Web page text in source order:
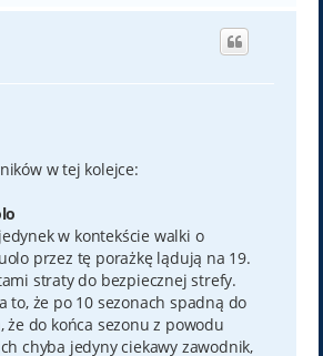
g
w tej kolejce:
w kontekście walki o
przez tę porażkę lądują na 19.
straty do bezpiecznej strefy.
to, że po 10 sezonach spadną do
że do końca sezonu z powodu
chyba jedyny ciekawy zawodnik,